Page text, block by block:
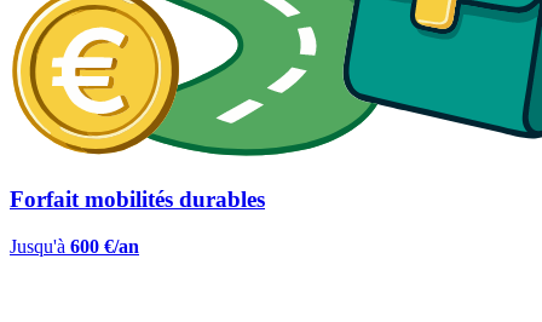
Forfait mobilités durables
Jusqu'à 600 €/an